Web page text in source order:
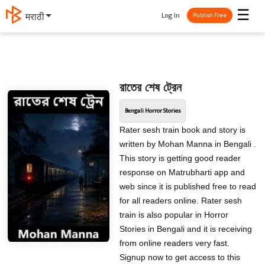
मराठी ☰
Log In Publish Free
রাতের শেষ ট্রেন
Bengali Horror Stories
Rater sesh train book and story is
written by Mohan Manna in Bengali .
This story is getting good reader
response on Matrubharti app and
web since it is published free to read
for all readers online. Rater sesh
train is also popular in Horror
Stories in Bengali and it is receiving
from online readers very fast.
Signup now to get access to this